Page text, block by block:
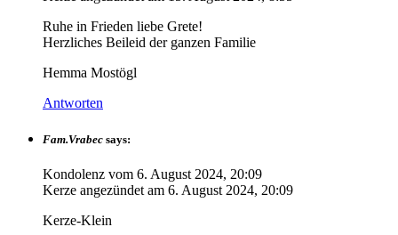
Ruhe in Frieden liebe Grete!
Herzliches Beileid der ganzen Familie
Hemma Mostögl
Antworten
Fam.Vrabec says:
Kondolenz vom 6. August 2024, 20:09
Kerze angezündet am 6. August 2024, 20:09
Kerze-Klein